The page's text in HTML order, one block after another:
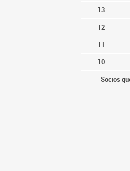
13
12
11
10
Socios